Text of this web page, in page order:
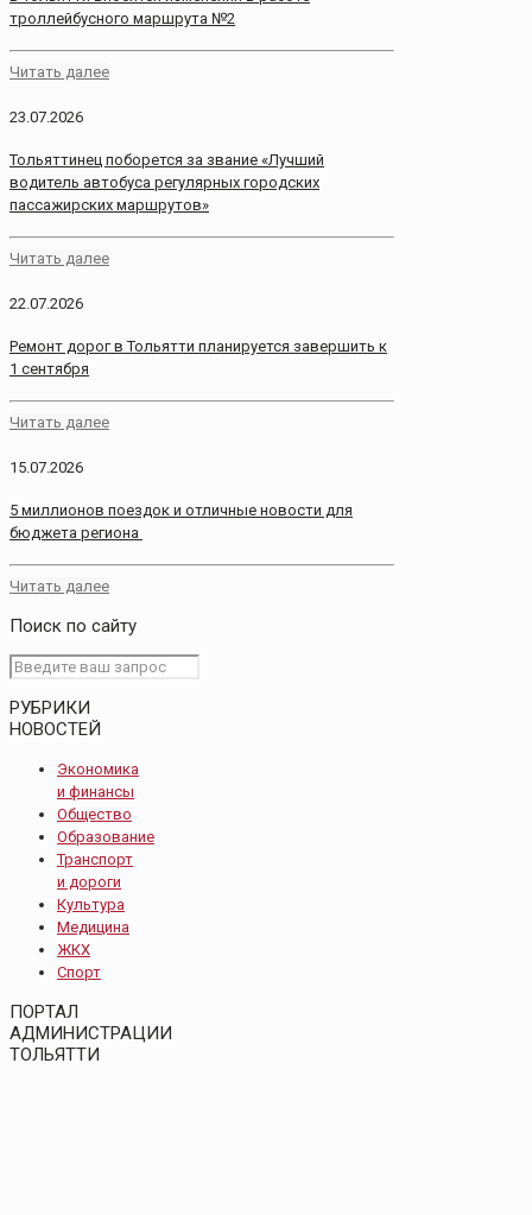
троллейбусного маршрута №2
Читать далее
23.07.2026
Тольяттинец поборется за звание «Лучший
водитель автобуса регулярных городских
пассажирских маршрутов»
Читать далее
22.07.2026
Ремонт дорог в Тольятти планируется завершить к
1 сентября
Читать далее
15.07.2026
5 миллионов поездок и отличные новости для
бюджета региона
Читать далее
Поиск по сайту
РУБРИКИ
НОВОСТЕЙ
Экономика
и финансы
Общество
Образование
Транспорт
и дороги
Культура
Медицина
ЖКХ
Спорт
ПОРТАЛ
АДМИНИСТРАЦИИ
ТОЛЬЯТТИ